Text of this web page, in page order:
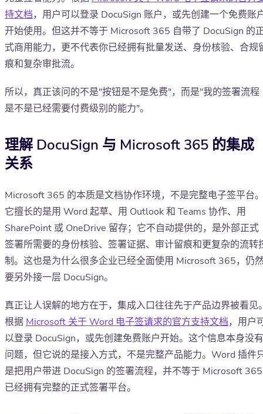
持文档，用户可以登录 DocuSign 账户，或先创建一个免费账
开始使用。但这并不等于 Microsoft 365 自带了 DocuSign 的
式商用能力，更不代表你已经拥有批量发送、身份核验、合规
痕和复杂审批流。
所以，真正该问的不是"按钮是不是免费"，而是"我的签署流程
是不是已经需要付费级别的能力"。
理解 DocuSign 与 Microsoft 365 的集成
关系
Microsoft 365 的本质是文档协作环境，不是完整电子签平台
它擅长的是用 Word 起草、用 Outlook 和 Teams 协作、用
SharePoint 或 OneDrive 留存；它不自动提供的，是外部正式
签署所需要的身份核验、签署证据、审计留痕和更复杂的流转
制。这也是为什么很多企业已经全面使用 Microsoft 365，仍
要另外接一层 DocuSign。
真正让人误解的地方在于，集成入口往往先于产品边界被看见
根据 Microsoft 关于 Word 电子签请求的官方支持文档，用户
以登录 DocuSign，或先创建免费账户开始。这个信息本身没有
问题，但它说的是接入方式，不是完整产品能力。Word 插件
是把用户带进 DocuSign 的签署流程，并不等于 Microsoft 365
已经拥有完整的正式签署平台。